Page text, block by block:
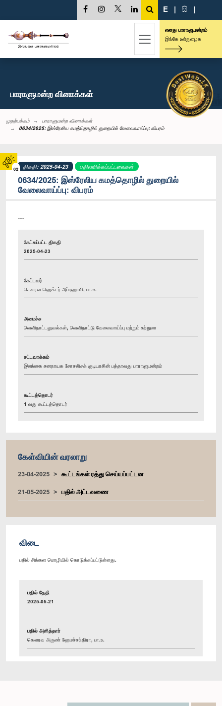
02
E | සි |
எனது பாராளுமன்றம்
இங்கே உள்நுழைக
பாராளுமன்ற வினாக்கள்
முதற்பக்கம்
பாராளுமன்ற வினாக்கள்
0634/2025: இஸ்ரேலிய கமத்தொழில் துறையில் வேலைவாய்ப்பு: விபரம்
திகதி: 2025-04-23 பதிலளிக்கப்பட்டவைகள்
0634/2025: இஸ்ரேலிய கமத்தொழில் துறையில்
வேலைவாய்ப்பு: விபரம்
----
கேட்கப்பட்ட திகதி
2025-04-23
கேட்டவர்
கௌரவ ஹெக்டர் அப்புஹாமி, பா.உ.
அமைச்சு
வெளிநாட்டலுவல்கள், வெளிநாட்டு வேலைவாய்ப்பு மற்றும் சுற்றுலா
சட்டவாக்கம்
இலங்கை சனநாயக சோசலிசக் குடியரசின் பத்தாவது பாராளுமன்றம்
கூட்டத்தொடர்
1 வது கூட்டத்தொடர்
கேள்வியின் வரலாறு
23-04-2025
கூட்டங்கள் ரத்து செய்யப்பட்டன
21-05-2025
பதில் அட்டவணை
விடை
பதில் சிங்கள மொழியில் கொடுக்கப்பட்டுள்ளது.
பதில் தேதி
2025-05-21
பதில் அளித்தார்
கௌரவ அருண் ஹேமச்சந்திரா, பா.உ.